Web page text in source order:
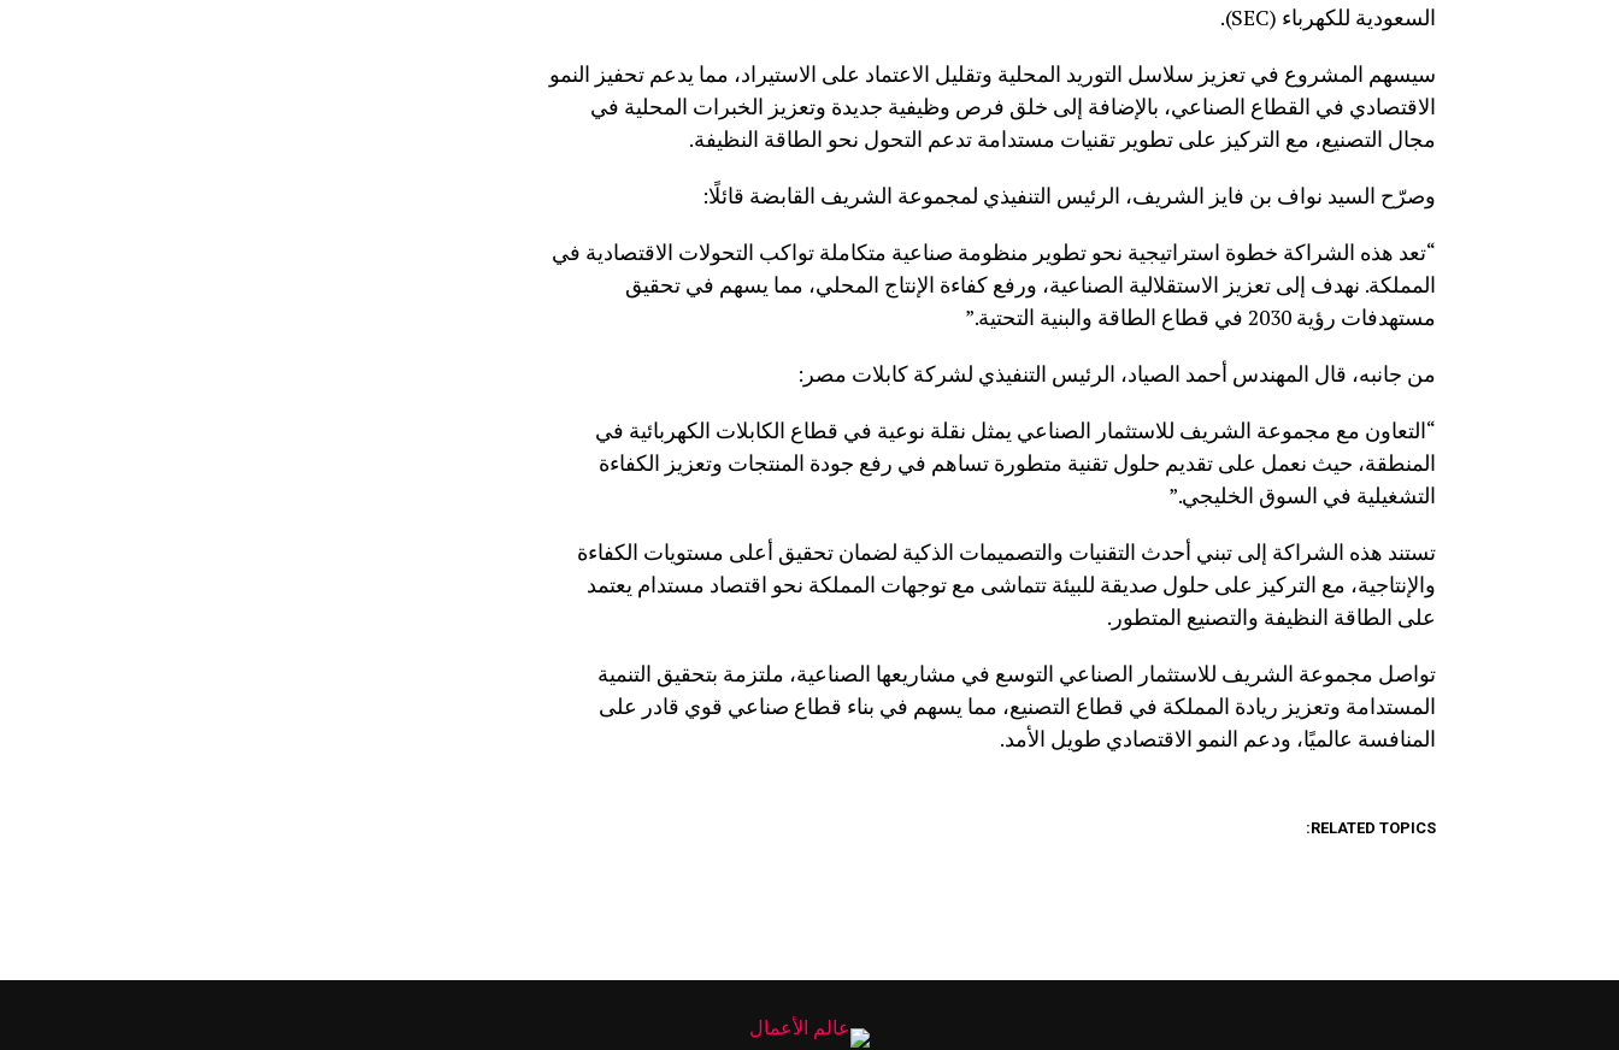
السعودية للكهرباء (SEC).
سيسهم المشروع في تعزيز سلاسل التوريد المحلية وتقليل الاعتماد على الاستيراد، مما يدعم تحفيز النمو
الاقتصادي في القطاع الصناعي، بالإضافة إلى خلق فرص وظيفية جديدة وتعزيز الخبرات المحلية في
مجال التصنيع، مع التركيز على تطوير تقنيات مستدامة تدعم التحول نحو الطاقة النظيفة.
وصرّح السيد نواف بن فايز الشريف، الرئيس التنفيذي لمجموعة الشريف القابضة قائلًا:
“تعد هذه الشراكة خطوة استراتيجية نحو تطوير منظومة صناعية متكاملة تواكب التحولات الاقتصادية في
المملكة. نهدف إلى تعزيز الاستقلالية الصناعية، ورفع كفاءة الإنتاج المحلي، مما يسهم في تحقيق
مستهدفات رؤية 2030 في قطاع الطاقة والبنية التحتية.”
من جانبه، قال المهندس أحمد الصياد، الرئيس التنفيذي لشركة كابلات مصر:
“التعاون مع مجموعة الشريف للاستثمار الصناعي يمثل نقلة نوعية في قطاع الكابلات الكهربائية في
المنطقة، حيث نعمل على تقديم حلول تقنية متطورة تساهم في رفع جودة المنتجات وتعزيز الكفاءة
التشغيلية في السوق الخليجي.”
تستند هذه الشراكة إلى تبني أحدث التقنيات والتصميمات الذكية لضمان تحقيق أعلى مستويات الكفاءة
والإنتاجية، مع التركيز على حلول صديقة للبيئة تتماشى مع توجهات المملكة نحو اقتصاد مستدام يعتمد
على الطاقة النظيفة والتصنيع المتطور.
تواصل مجموعة الشريف للاستثمار الصناعي التوسع في مشاريعها الصناعية، ملتزمة بتحقيق التنمية
المستدامة وتعزيز ريادة المملكة في قطاع التصنيع، مما يسهم في بناء قطاع صناعي قوي قادر على
المنافسة عالميًا، ودعم النمو الاقتصادي طويل الأمد.
RELATED TOPICS: